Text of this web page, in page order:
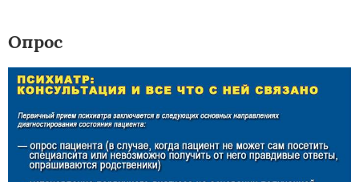
Опрос